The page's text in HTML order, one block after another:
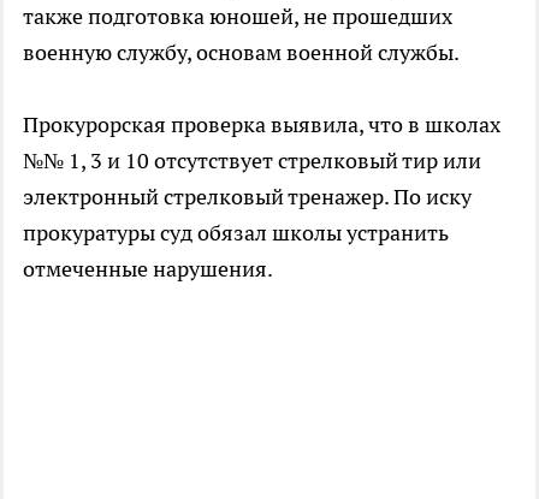
также подготовка юношей, не прошедших
военную службу, основам военной службы.
Прокурорская проверка выявила, что в школах
№№ 1, 3 и 10 отсутствует стрелковый тир или
электронный стрелковый тренажер. По иску
прокуратуры суд обязал школы устранить
отмеченные нарушения.